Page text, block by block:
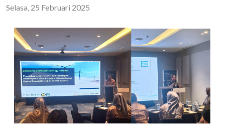
Selasa, 25 Februari 2025